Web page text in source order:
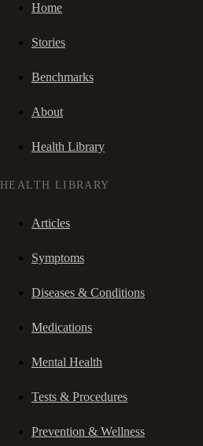
Home
Stories
Benchmarks
About
Health Library
HEALTH LIBRARY
Articles
Symptoms
Diseases & Conditions
Medications
Mental Health
Tests & Procedures
Prevention & Wellness